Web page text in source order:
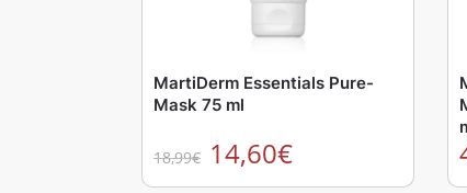
MartiDerm Essentials Pure-
Mask 75 ml
18,99€ 14,60€